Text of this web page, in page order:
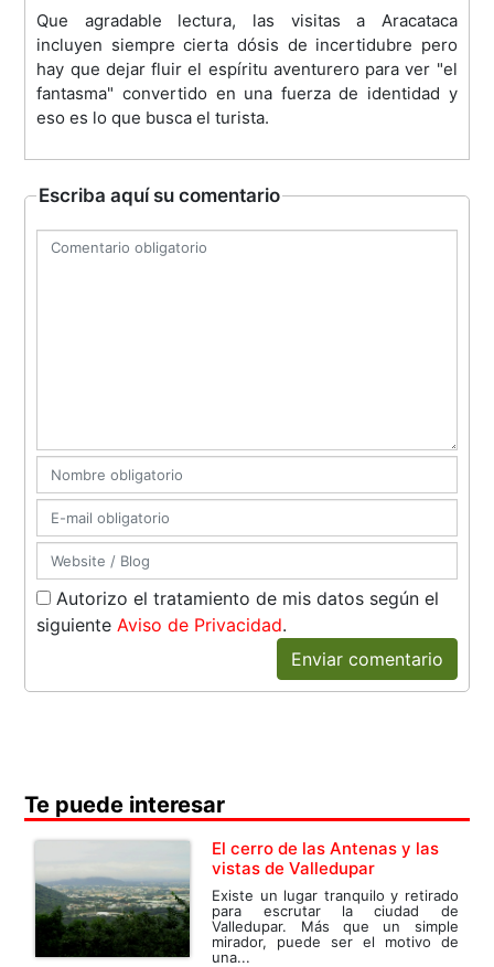
Que agradable lectura, las visitas a Aracataca
incluyen siempre cierta dósis de incertidubre pero
hay que dejar fluir el espíritu aventurero para ver "el
fantasma" convertido en una fuerza de identidad y
eso es lo que busca el turista.
Escriba aquí su comentario
Autorizo el tratamiento de mis datos según el
siguiente Aviso de Privacidad.
Enviar comentario
Te puede interesar
El cerro de las Antenas y las
vistas de Valledupar
Existe un lugar tranquilo y retirado
para escrutar la ciudad de
Valledupar. Más que un simple
mirador, puede ser el motivo de
una...